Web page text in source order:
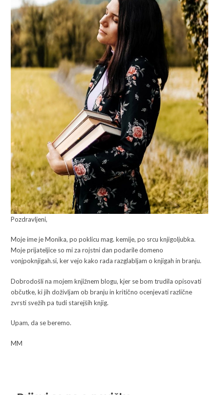
Pozdravljeni,
Moje ime je Monika, po poklicu mag. kemije, po srcu knjigoljubka.
Moje prijateljice so mi za rojstni dan podarile domeno
vonjpoknjigah.si, ker vejo kako rada razglabljam o knjigah in branju.
Dobrodošli na mojem knjižnem blogu, kjer se bom trudila opisovati
občutke, ki jih doživljam ob branju in kritično ocenjevati različne
zvrsti svežih pa tudi starejših knjig.
Upam, da se beremo.
MM